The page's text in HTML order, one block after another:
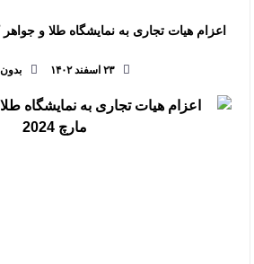
اعزام هیات تجاری به نمایشگاه طلا و
۲۳ اسفند ۱۴۰۲ بدون